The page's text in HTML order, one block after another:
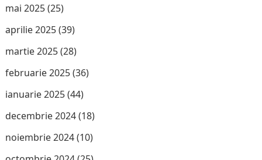
mai 2025(25)
aprilie 2025(39)
martie 2025(28)
februarie 2025(36)
ianuarie 2025(44)
decembrie 2024(18)
noiembrie 2024(10)